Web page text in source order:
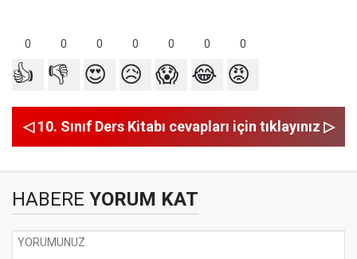
0 0 0 0 0 0 0
👍 👎 😍 😥 😱 😂 😡
◁ 10. Sınıf Ders Kitabı cevapları için tıklayınız ▷
HABERE YORUM KAT